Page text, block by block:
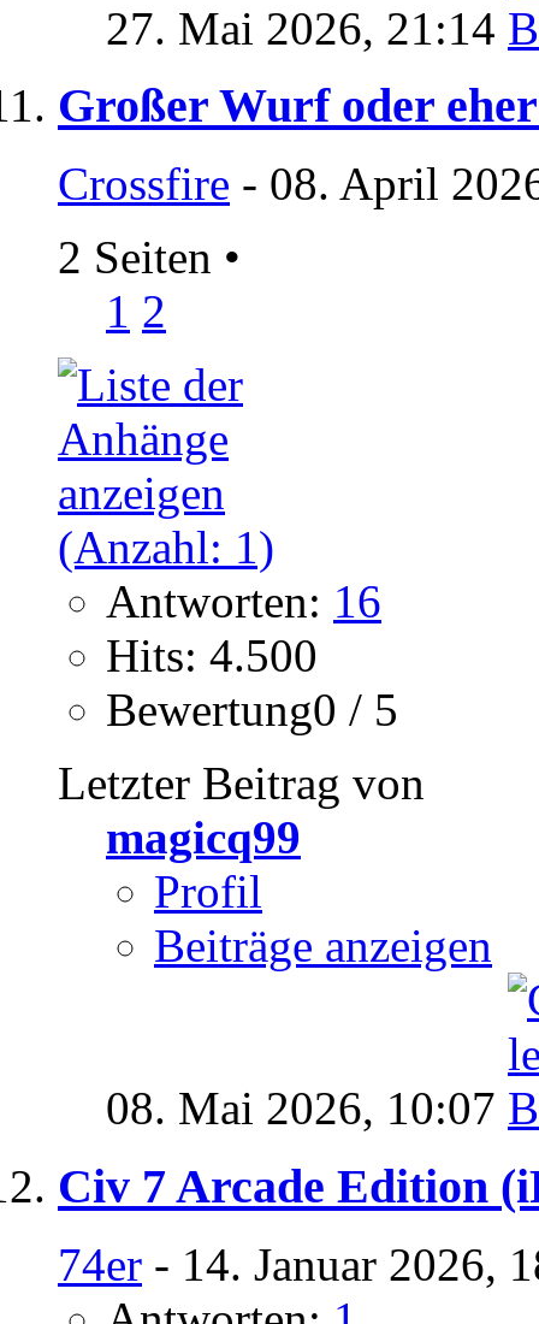
27. Mai 2026, 21:14
Großer Wurf oder
Crossfire - 08. April
2 Seiten •
1 2
Antworten: 16
Hits: 4.500
Bewertung0 / 5
Letzter Beitrag von
magicq99
Profil
Beiträge anzeigen
08. Mai 2026, 10:07
Civ 7 Arcade Edition
74er - 14. Januar 2026,